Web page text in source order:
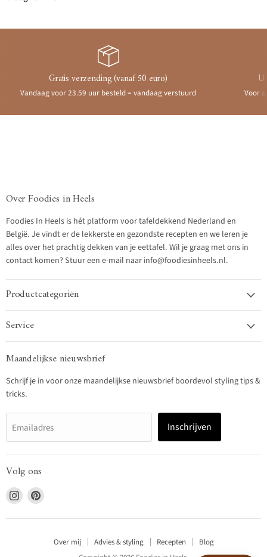
Gratis verzending (vanaf 50 euro)
Vandaag voor 23.59 uur besteld = vandaag verstuurd Voor
Over Foodies in Heels
Foodies In Heels is hét platform voor tafeldekkend Nederland en
België. Je vindt er de lekkerste en gezondste recepten en we leren je
alles over het prachtig dekken van je eettafel. Wil je graag met ons in
contact komen? Stuur een e-mail naar info@foodiesinheels.nl.
Productcategoriën
Service
Maandelijkse nieuwsbrief
Schrijf je in voor onze maandelijkse nieuwsbrief boordevol styling tips &
tricks.
Emailadres Inschrijven
Volg ons
Vind
ons
op
Vind
op
Over mij Advies & styling Recepten
Blog